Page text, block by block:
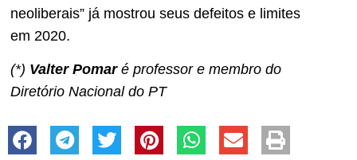
neoliberais” já mostrou seus defeitos e limites
em 2020.
(*) Valter Pomaré professor e membro do
Diretório Nacional do PT